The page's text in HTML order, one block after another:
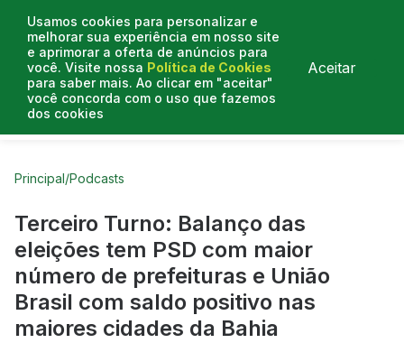
Usamos cookies para personalizar e
melhorar sua experiência em nosso site
e aprimorar a oferta de anúncios para
você. Visite nossa Política de Cookies
para saber mais. Ao clicar em "aceitar"
você concorda com o uso que fazemos
dos cookies
Aceitar
Curtas do Poder
Principal/Podcasts
Terceiro Turno: Balanço das
eleições tem PSD com maior
número de prefeituras e União
Brasil com saldo positivo nas
maiores cidades da Bahia